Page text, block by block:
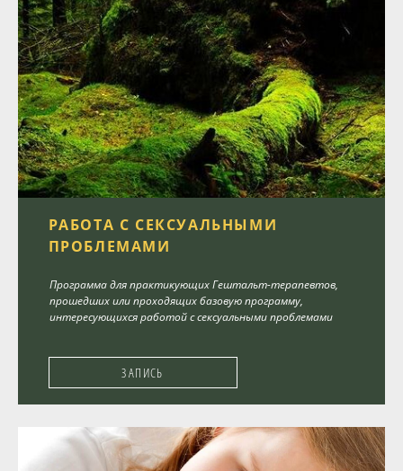
РАБОТА С СЕКСУАЛЬНЫМИ
ПРОБЛЕМАМИ
Программа для практикующих Гештальт-терапевтов,
прошедших или проходящих базовую программу,
интересующихся работой с сексуальными проблемами
ЗАПИСЬ